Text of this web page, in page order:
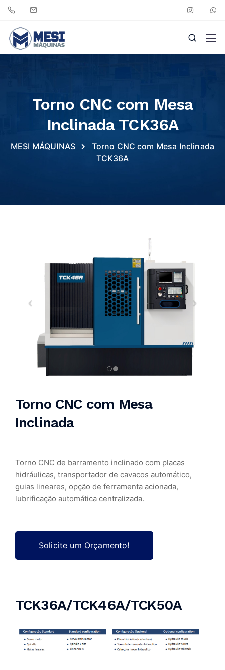
Torno CNC com Mesa
Inclinada TCK36A
MESI MÁQUINAS
Torno CNC com Mesa Inclinada
TCK36A
Torno CNC com Mesa
Inclinada
Torno CNC de barramento inclinado com placas
hidráulicas, transportador de cavacos automático,
guias lineares, opção de ferramenta acionada,
lubrificação automática centralizada.
Solicite um Orçamento!
TCK36A/TCK46A/TCK50A